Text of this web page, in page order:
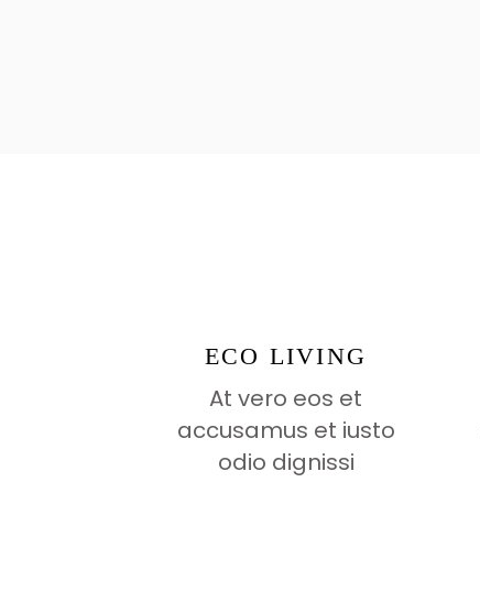
ECO LIVING
At vero eos et
accusamus et iusto
odio dignissi